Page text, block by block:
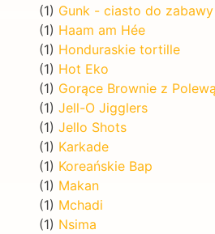
(1) Gunk - ciasto do zabawy
(1) Haam am Hée
(1) Honduraskie tortille
(1) Hot Eko
(1) Gorące Brownie z
(1) Jell-O Jigglers
(1) Jello Shots
(1) Karkade
(1) Koreańskie Bap
(1) Makan
(1) Mchadi
(1) Nsima